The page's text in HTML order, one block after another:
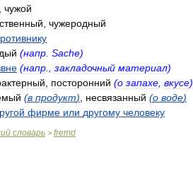
чужой
чужеродный
(напр Sache)
(напр закладочный материал)
посторонний (о запахе вкусе)
(в продукт) несвязанный (о воде)
фирме или другому человеку
словарь > fremd